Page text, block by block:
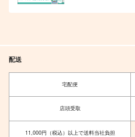
配送
宅配便
店頭受取
11,000円（税込）以上で送料当社負担